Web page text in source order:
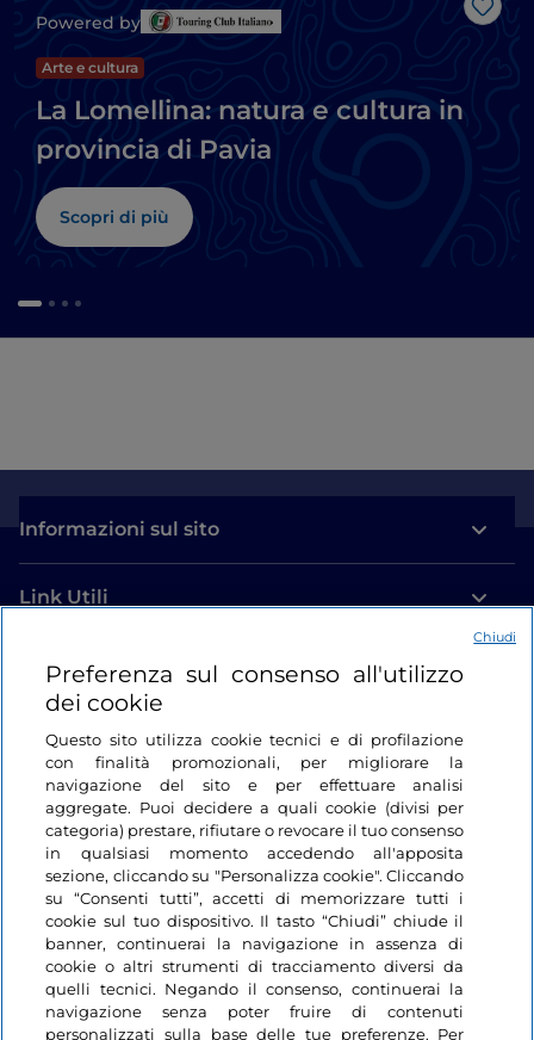
Like
Powered by
Arte e cultura
La Lomellina: natura e cultura in
provincia di Pavia
Scopri di più
Informazioni sul sito
Link Utili
Login
Restiamo in contatto
Preferenza sul consenso all'utilizzo
dei cookie
Questo sito utilizza cookie tecnici e di profilazione
con finalità promozionali, per migliorare la
navigazione del sito e per effettuare analisi
aggregate. Puoi decidere a quali cookie (divisi per
categoria) prestare, rifiutare o revocare il tuo consenso
in qualsiasi momento accedendo all'apposita
sezione, cliccando su "Personalizza cookie". Cliccando
su “Consenti tutti”, accetti di memorizzare tutti i
cookie sul tuo dispositivo. Il tasto “Chiudi” chiude il
banner, continuerai la navigazione in assenza di
cookie o altri strumenti di tracciamento diversi da
quelli tecnici. Negando il consenso, continuerai la
navigazione senza poter fruire di contenuti
personalizzati sulla base delle tue preferenze. Per
Chiudi